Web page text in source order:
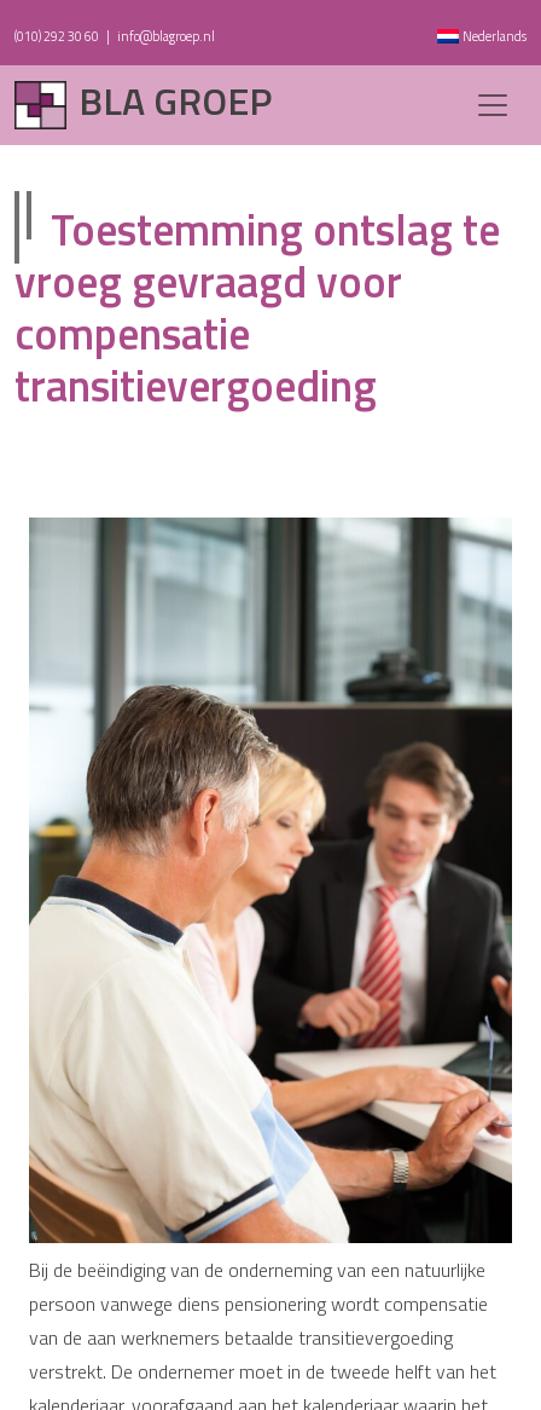
(010) 292 30 60 | info@blagroep.nl Nederlands
BLA GROEP
Toestemming ontslag te
vroeg gevraagd voor
compensatie
transitievergoeding
Bij de beëindiging van de onderneming van een natuurlijke
persoon vanwege diens pensionering wordt compensatie
van de aan werknemers betaalde transitievergoeding
verstrekt. De ondernemer moet in de tweede helft van het